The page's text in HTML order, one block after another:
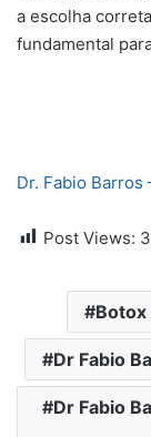
a escolha
fundamental
Dr. Fabio Barros
Post Views:
Botox
Dr Fabio
Dr Fabio